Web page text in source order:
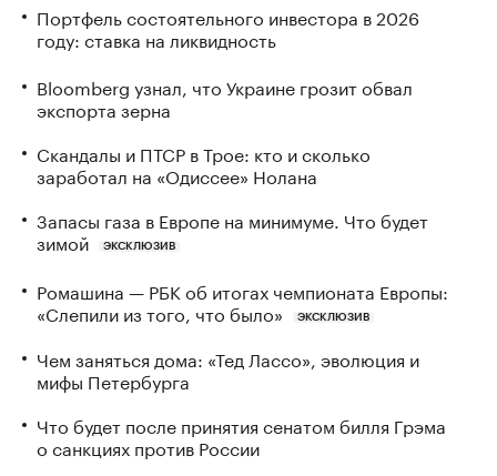
Портфель состоятельного инвестора в 2026
году: ставка на ликвидность
Bloomberg узнал, что Украине грозит обвал
экспорта зерна
Скандалы и ПТСР в Трое: кто и сколько
заработал на «Одиссее» Нолана
Запасы газа в Европе на минимуме. Что будет
зимой
ЭКСКЛЮЗИВ
Ромашина — РБК об итогах чемпионата Европы:
«Слепили из того, что было»
ЭКСКЛЮЗИВ
Чем заняться дома: «Тед Лассо», эволюция и
мифы Петербурга
Что будет после принятия сенатом билля Грэма
о санкциях против России